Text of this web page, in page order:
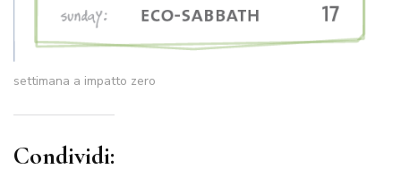
settimana a impatto zero
Condividi: